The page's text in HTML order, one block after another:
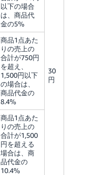
以下の場合
は、商品代
金の5%
30
円
商品1点あた
りの売上の
合計が750円
を超え、
1,500円以下
の場合は、
商品代金の
8.4%
商品1点あた
りの売上の
合計が1,500
円を超える
場合は、商
品代金の
10.4%